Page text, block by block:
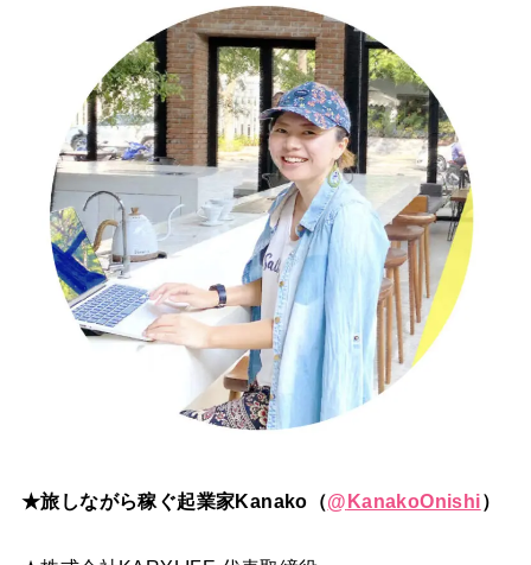
★旅しながら稼ぐ起業家Kanako（@KanakoOnishi）